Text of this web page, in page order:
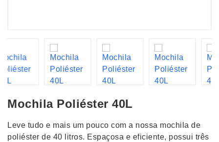
Mochila Poliéster 40L
Leve tudo e mais um pouco com a nossa mochila de
poliéster de 40 litros. Espaçosa e eficiente, possui três